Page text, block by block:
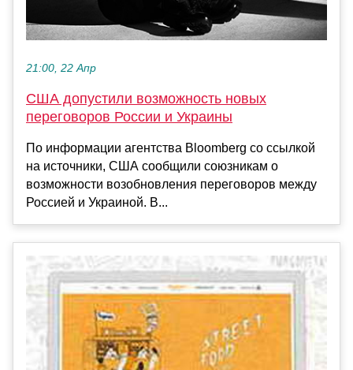
21:00, 22 Апр
США допустили возможность новых
переговоров России и Украины
По информации агентства Bloomberg со ссылкой
на источники, США сообщили союзникам о
возможности возобновления переговоров между
Россией и Украиной. В...